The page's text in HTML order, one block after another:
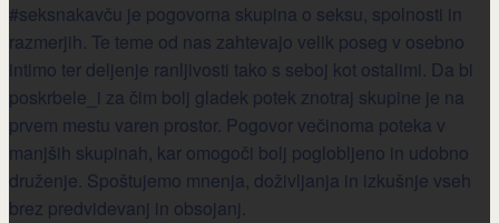
#seksnakavču je pogovorna skupina o seksu, spolnosti in
razmerjih. Te teme od nas zahtevajo velik poseg v osebno
intimo ter deljenje ranljivosti tako s seboj kot ostalimi. Da bi
poskrbele_i za čim bolj gladek potek znotraj skupine je na
prvem mestu varen prostor. Pogovor večinoma poteka v
manjših skupinah, kar omogoči bolj poglobljeno in udobno
druženje. Spoštujemo mnenja, doživljanja in izkušnje vseh
brez predvidevanj in obsojanj.